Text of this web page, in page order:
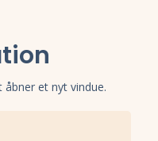
et nyt vindue.